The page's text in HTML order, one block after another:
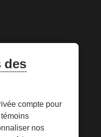
des
compte pour
nos